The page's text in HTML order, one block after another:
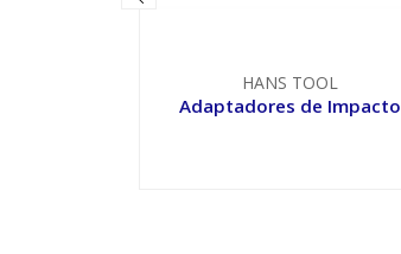
HANS TOOL
Adaptadores de Impacto